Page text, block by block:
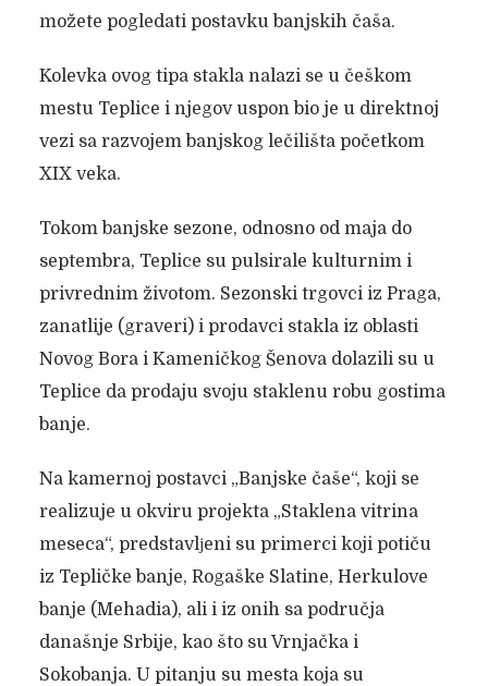
možete pogledati postavku banjskih čaša.
Kolevka ovog tipa stakla nalazi se u češkom
mestu Teplice i njegov uspon bio je u direktnoj
vezi sa razvojem banjskog lečilišta početkom
XIX veka.
Tokom banjske sezone, odnosno od maja do
septembra, Teplice su pulsirale kulturnim i
privrednim životom. Sezonski trgovci iz Praga,
zanatlije (graveri) i prodavci stakla iz oblasti
Novog Bora i Kameničkog Šenova dolazili su u
Teplice da prodaju svoju staklenu robu gostima
banje.
Na kamernoj postavci „Banjske čaše“, koji se
realizuje u okviru projekta „Staklena vitrina
meseca“, predstavlјeni su primerci koji potiču
iz Tepličke banje, Rogaške Slatine, Herkulove
banje (Mehadia), ali i iz onih sa područja
današnje Srbije, kao što su Vrnjačka i
Sokobanja. U pitanju su mesta koja su